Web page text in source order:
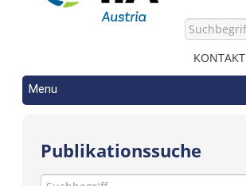
KONTAKT
Menu
Publikationssuche